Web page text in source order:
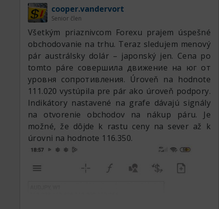
cooper.vandervort
Senior člen
Všetkým priaznivcom Forexu prajem úspešné
obchodovanie na trhu. Teraz sledujem menový
pár austrálsky dolár – japonský jen. Cena po
tomto páre совершила движение на юг от
уровня сопротивления. Úroveň na hodnote
111.020 vystúpila pre pár ako úroveň podpory.
Indikátory nastavené na grafe dávajú signály
na otvorenie obchodov na nákup páru. Je
možné, že dôjde k rastu ceny na sever až k
úrovni na hodnote 116.350.